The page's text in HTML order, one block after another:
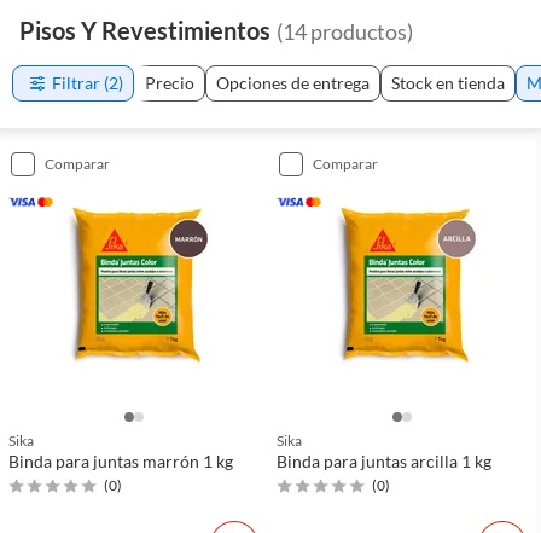
Pisos Y Revestimientos (14productos)
Filtrar (2) Precio Opciones de entrega Stock en tienda
comparar
Sika
Binda para juntas marrón 1 kg
(0)
comparar
Sika
Binda para juntas arcilla 1 kg
(0)